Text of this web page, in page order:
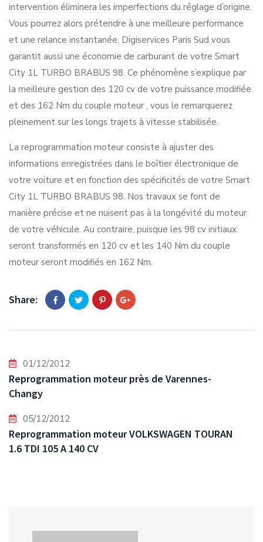
intervention éliminera les imperfections du réglage d’origine.
Vous pourrez alors prétendre à une meilleure performance
et une relance instantanée. Digiservices Paris Sud vous
garantit aussi une économie de carburant de votre Smart
City 1L TURBO BRABUS 98. Ce phénomène s’explique par
la meilleure gestion des 120 cv de votre puissance modifiée
et des 162 Nm du couple moteur , vous le remarquerez
pleinement sur les longs trajets à vitesse stabilisée.
La reprogrammation moteur consiste à ajuster des
informations enregistrées dans le boîtier électronique de
votre voiture et en fonction des spécificités de votre Smart
City 1L TURBO BRABUS 98. Nos travaux se font de
manière précise et ne nuisent pas à la longévité du moteur
de votre véhicule. Au contraire, puisque les 98 cv initiaux
seront transformés en 120 cv et les 140 Nm du couple
moteur seront modifiés en 162 Nm.
Share:
01/12/2012
Reprogrammation moteur près de Varennes-
Changy
05/12/2012
Reprogrammation moteur VOLKSWAGEN TOURAN
1.6 TDI 105 A 140 CV